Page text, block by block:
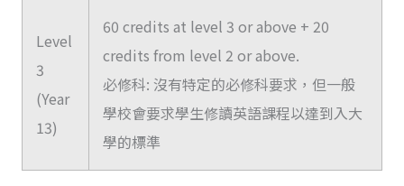
Level
3
(Year
13)
60 credits at level 3 or above + 20
credits from level 2 or above.
必修科: 沒有特定的必修科要求，但一般
學校會要求學生修讀英語課程以達到入大
學的標準